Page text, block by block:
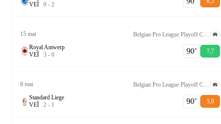
VEÎ 0 - 2
15 mai
Royal Antwerp
VEÎ 3 - 0 90‎’‎ 7,7
8 mai
Standard Liege
VEÎ 2 - 1 90‎’‎ 5,8